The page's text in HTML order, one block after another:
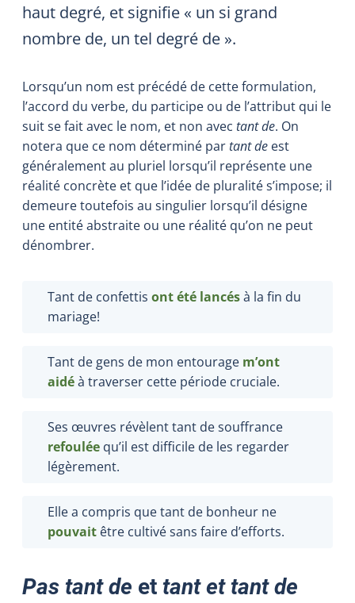
haut degré, et signifie « un si grand
nombre de, un tel degré de ».
Lorsqu’un nom est précédé de cette formulation,
l’accord du verbe, du participe ou de l’attribut qui le
suit se fait avec le nom, et non avec tant de. On
notera que ce nom déterminé partant de est
généralement au pluriel lorsqu’il représente une
réalité concrète et que l’idée de pluralité s’impose; il
demeure toutefois au singulier lorsqu’il désigne
une entité abstraite ou une réalité qu’on ne peut
dénombrer.
Tant de confettis ont été lancésà la fin du
mariage!
Tant de gens de mon entourage m’ont
aidéà traverser cette période cruciale.
Ses œuvres révèlent tant de souffrance
refoulée qu’il est difficile de les regarder
légèrement.
Elle a compris que tant de bonheur ne
pouvait être cultivé sans faire d’efforts.
Pas tant de et tant et tant de